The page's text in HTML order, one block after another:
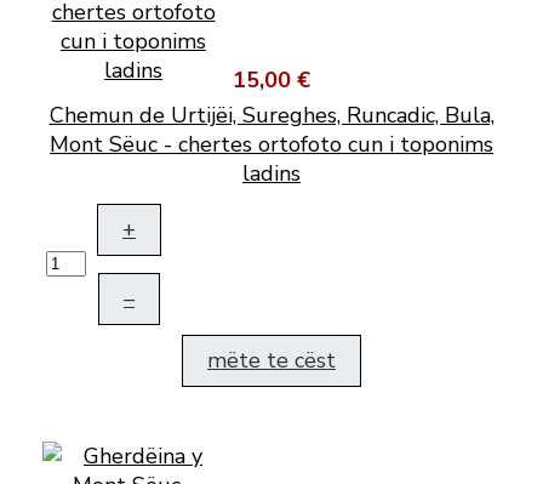
15,00 €
Chemun de Urtijëi, Sureghes, Runcadic, Bula,
Mont Sëuc - chertes ortofoto cun i toponims
ladins
+
–
mëte te cëst